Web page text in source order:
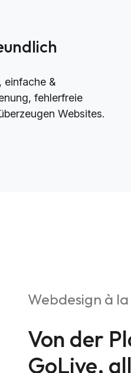
einfache &
fehlerfreie
Websites.
Webdesign à
Von der
GoLive,